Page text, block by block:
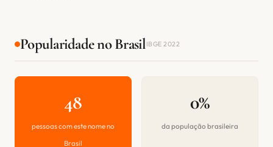
Popularidade no BrasilIBGE 2022
48
pessoas com este nome no
Brasil
0%
da população brasileira